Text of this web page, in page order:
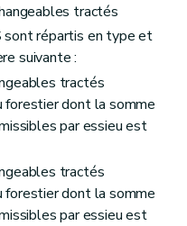
tractés
sont répartis en type et
suivante :
tractés
forestier dont la somme
par essieu est
tractés
forestier dont la somme
par essieu est